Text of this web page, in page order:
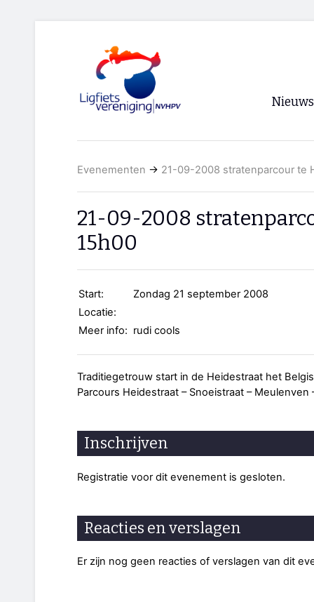
Nieuws
Evenementen → 21-09-2008 stratenparcour te
21-09-2008
15h00
Start:
Zondag 21 september 2008
Locatie:
Meer info: rudi cools
Traditiegetrouw start in de Heidestraat het
Parcours Heidestraat – Snoeistraat – Meulenven
Inschrijven
Registratie voor dit evenement is gesloten.
Reacties en verslagen
Er zijn nog geen reacties of verslagen van dit